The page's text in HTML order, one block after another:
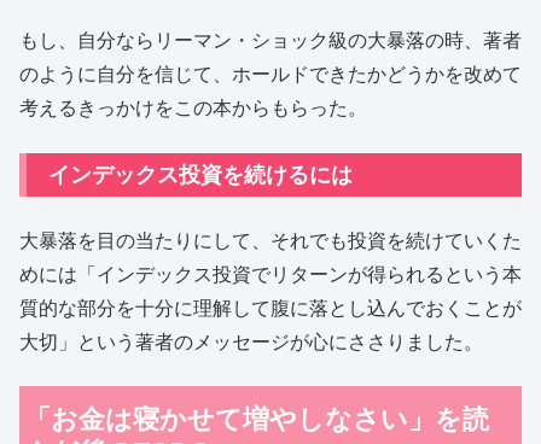
もし、自分ならリーマン・ショック級の大暴落の時、著者
のように自分を信じて、ホールドできたかどうかを改めて
考えるきっかけをこの本からもらった。
インデックス投資を続けるには
大暴落を目の当たりにして、それでも投資を続けていくた
めには「インデックス投資でリターンが得られるという本
質的な部分を十分に理解して腹に落とし込んでおくことが
大切」という著者のメッセージが心にささりました。
「お金は寝かせて増やしなさい」を読